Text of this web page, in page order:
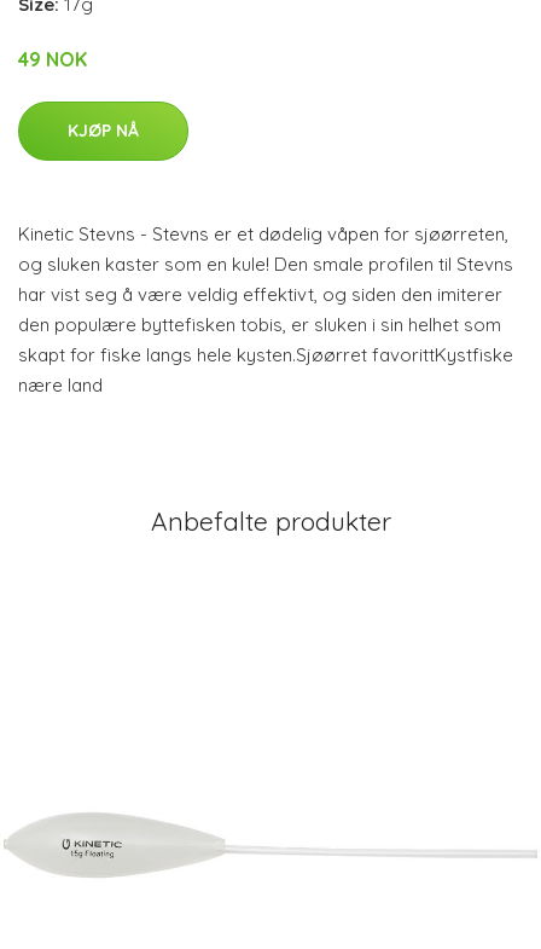
49 NOK
KJØP NÅ
Kinetic Stevns - Stevns er et dødelig våpen for sjøørreten,
og sluken kaster som en kule! Den smale profilen til Stevns
har vist seg å være veldig effektivt, og siden den imiterer
den populære byttefisken tobis, er sluken i sin helhet som
skapt for fiske langs hele kysten.Sjøørret favorittKystfiske
nære land
Anbefalte produkter